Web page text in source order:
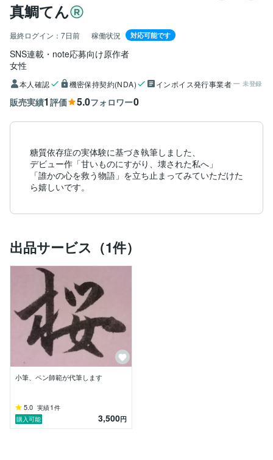
真鯛てん
最終ログイン： 7日前 稼働状況 対応可能です
SNS連載・note応募向け原作者
女性
本人確認 機密保持契約(NDA) インボイス発行事業者 未登録
販売実績1 評価 5.0フォロワー0
糖質依存症の実体験に基づき執筆しました、
デビュー作「甘いものにすがり、壊された私へ」
「誰かの心を救う物語」を立ち止まってみていただけた
出品サービス（1件）
小筆、ペン師範が代筆します
5.0 実績1 件
購入可能
3,500円